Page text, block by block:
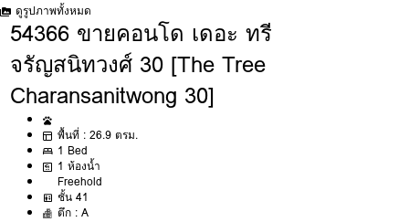
ดูรูปภาพทั้งหมด
54366 ขายคอนโด เดอะ ทรี
จรัญสนิทวงศ์ 30 [The Tree
Charansanitwong 30]
พื้นที่ :26.9 ตรม.
1 Bed
1 ห้องน้ำ
Freehold
ชั้น 41
ตึก :A